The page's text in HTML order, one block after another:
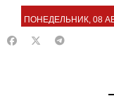
ПОНЕДЕЛЬНИК, 08